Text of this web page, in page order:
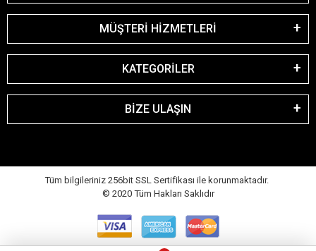
MÜŞTERİ HİZMETLERİ
KATEGORİLER
BİZE ULAŞIN
Tüm bilgileriniz 256bit SSL Sertifikası ile korunmaktadır.
© 2020 Tüm Hakları Saklıdır